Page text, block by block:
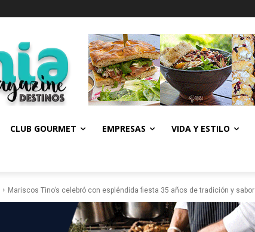
CLUB GOURMET EMPRESAS VIDA Y ESTILO
Mariscos Tino’s celebró con espléndida fiesta 35 años de tradición y sabor